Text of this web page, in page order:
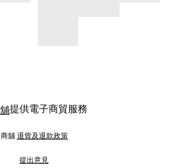
提供電子商貿服務
商舖 退貨及退款政策
提出意見